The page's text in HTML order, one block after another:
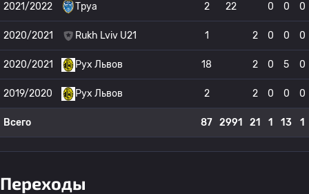
2021/2022 Труа 2 22 0 0 0
2020/2021 Rukh Lviv U21 1 2 0 0 0
2020/2021 Рух Львов 18 2 0 5 0
2019/2020 Рух Львов 2 2 0 0 0
Всего 87 2991 21 1 13 1
Переходы